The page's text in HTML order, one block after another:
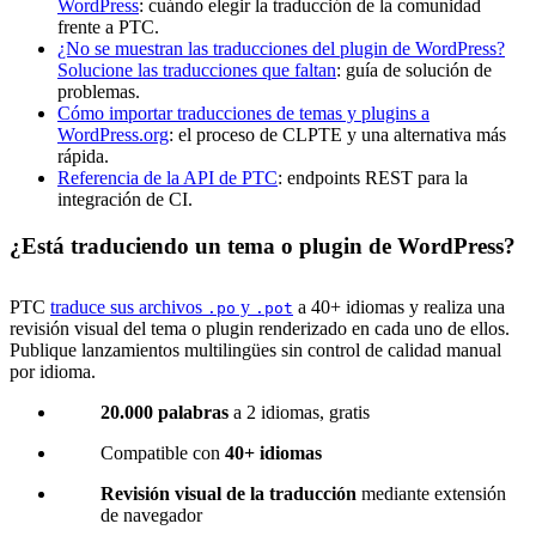
WordPress: cuándo elegir la traducción de la comunidad
frente a PTC.
¿No se muestran las traducciones del plugin de WordPress?
Solucione las traducciones que faltan: guía de solución de
problemas.
Cómo importar traducciones de temas y plugins a
WordPress.org: el proceso de CLPTE y una alternativa más
rápida.
Referencia de la API de PTC: endpoints REST para la
integración de CI.
¿Está traduciendo un tema o plugin de WordPress?
PTC traduce sus archivos .po y .pot a 40+ idiomas y realiza una
revisión visual del tema o plugin renderizado en cada uno de ellos.
Publique lanzamientos multilingües sin control de calidad manual
por idioma.
20.000 palabras a 2 idiomas, gratis
Compatible con 40+ idiomas
Revisión visual de la traducción mediante extensión
de navegador